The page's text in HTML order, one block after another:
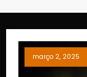
março 2, 2025